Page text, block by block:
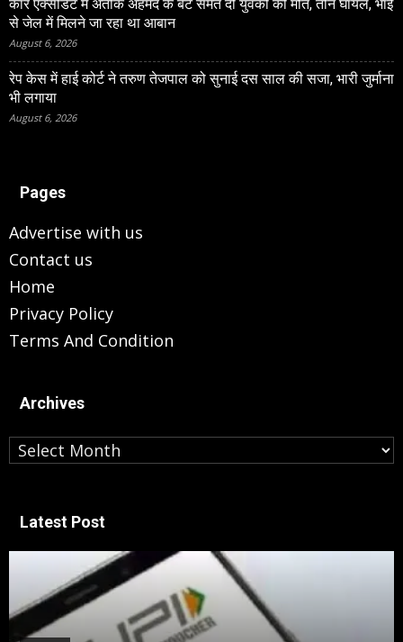
कार एक्सीडेंट में अतीक अहमद के बेटे समेत दो युवकों की मौत, तीन घायल, भाई
से जेल में मिलने जा रहा था आबान
August 6, 2026
रेप केस में हाई कोर्ट ने तरुण तेजपाल को सुनाई दस साल की सजा, भारी जुर्माना
भी लगाया
August 6, 2026
Pages
Advertise with us
Contact us
Home
Privacy Policy
Terms And Condition
Archives
Archives
Latest Post